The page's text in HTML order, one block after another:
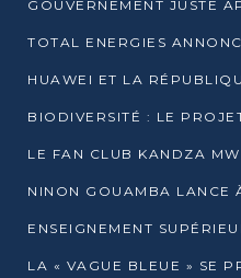
GOUVERNEMENT JUSTE